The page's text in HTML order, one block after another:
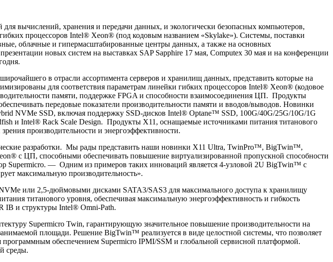
вычислений, хранения и передачи данных, и экологически безопасных компьютеров,
процессоров Intel® Xeon® (под кодовым названием «Skylake»). Системы, поставки
облачные и гипермасштабированные центры данных, а также на основных
новых систем на выставках SAP Sapphire 17 мая, Computex 30 мая и на конференции
в отрасли ассортимента серверов и хранилищ данных, представить которые на
для соответствия параметрам линейки гибких процессоров Intel® Xeon® (кодовое
памяти, поддержке FPGA и способности взаимосоединения ЦП. Продукты
передовые показатели производительности памяти и вводов/выводов. Новинки
NVMe SSD, включая поддержку SSD-дисков Intel® Optane™ SSD, 100G/40G/25G/10G/1G
и Intel® Rack Scale Design. Продукты Х11, оснащаемые источниками питания титанового
производительности и энергоэффективности.
разработки. Мы рады представить наши новинки X11 Ultra, TwinPro™, BigTwin™,
с ЦП, способными обеспечивать повышение виртуализированной пропускной способности
Supermicro. — Одним из примеров таких инноваций является 4-узловой 2U BigTwin™ с
максимальную производительность».
или 2,5-дюймовыми дисками SATA3/SAS3 для максимального доступа к хранилищу
титанового уровня, обеспечивая максимальную энергоэффективность и гибкость
IB и структуры Intel® Omni-Path.
Supermicro Twin, гарантирующую значительное повышение производительности на
площади. Решение BigTwin™ реализуется в виде целостной системы, что позволяет
программным обеспечением Supermicro IPMI/SSM и глобальной сервисной платформой.
среды.